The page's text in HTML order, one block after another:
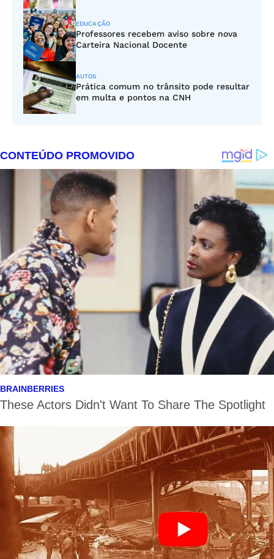
EDUCAÇÃO
Professores recebem aviso sobre nova
Carteira Nacional Docente
AUTOS
Prática comum no trânsito pode resultar
em multa e pontos na CNH